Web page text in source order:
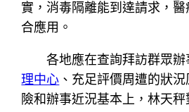
實，消毒隔離能到達請求，
合應用。
各地應在查詢拜訪群眾辦
理中心 、充足評價周遭的狀
險和辦事近況基本上，林天